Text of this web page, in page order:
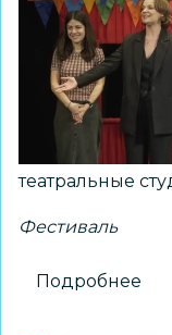
театральные
Фестиваль
Подробнее